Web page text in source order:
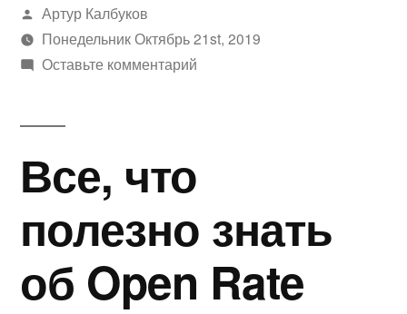
Написано
автором
Артур Калбуков
Понедельник Октябрь 21st, 2019
Оставьте комментарийк
об
Rate
Все, что
полезно знать
об Open Rate